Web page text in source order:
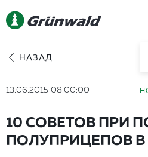
НАЗАД
13.06.2015 08:00:00
10 СОВЕТОВ ПРИ
ПОЛУПРИЦЕПОВ